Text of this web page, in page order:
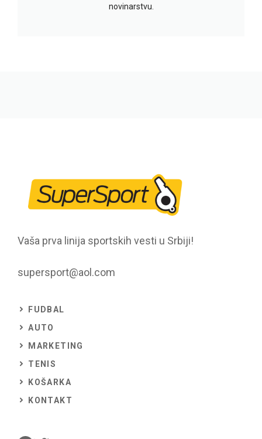
novinarstvu.
Vaša prva linija sportskih vesti u Srbiji!
supersport@aol.com
FUDBAL
AUTO
MARKETING
TENIS
KOŠARKA
KONTAKT